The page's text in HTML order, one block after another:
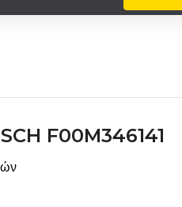
F00M346141